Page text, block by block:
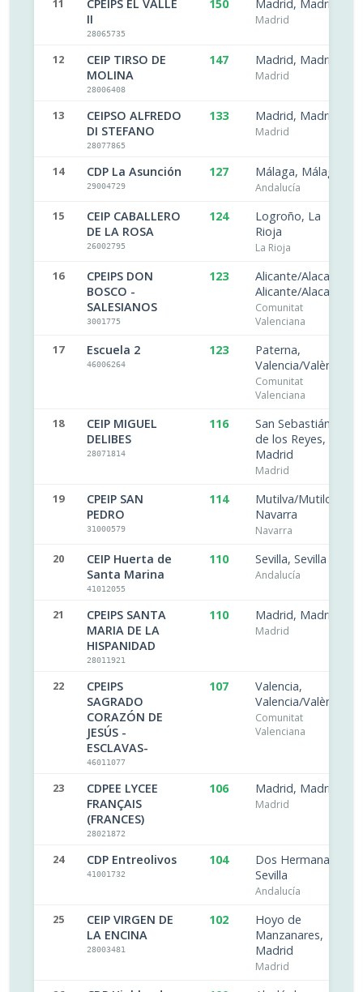
11
CPEIPS EL VALLE
II
28065735
150 Madrid, Madrid
Madrid
12
CEIP TIRSO DE
MOLINA
28006408
147 Madrid, Madrid
Madrid
13
CEIPSO ALFREDO
DI STEFANO
28077865
133 Madrid, Madrid
Madrid
14 CDP La Asunción
29004729
127 Málaga, Málaga
Andalucía
15
CEIP CABALLERO
DE LA ROSA
26002795
124
Logroño, La
Rioja
La Rioja
16
CPEIPS DON
BOSCO -
SALESIANOS
3001775
123
Alicante/Alacant,
Alicante/Alacant
Comunitat
Valenciana
17 Escuela 2
46006264
123
Paterna,
Valencia/València
Comunitat
Valenciana
18
CEIP MIGUEL
DELIBES
28071814
116
San Sebastián
de los Reyes,
Madrid
Madrid
19
CPEIP SAN
PEDRO
31000579
114
Mutilva/Mutiloa,
Navarra
Navarra
20
CEIP Huerta de
Santa Marina
41012055
110 Sevilla, Sevilla
Andalucía
21
CPEIPS SANTA
MARIA DE LA
HISPANIDAD
28011921
110 Madrid, Madrid
Madrid
22
CPEIPS
SAGRADO
CORAZÓN DE
JESÚS -
ESCLAVAS-
46011077
107
Valencia,
Valencia/València
Comunitat
Valenciana
23
CDPEE LYCEE
FRANÇAIS
(FRANCES)
28021872
106 Madrid, Madrid
Madrid
24 CDP Entreolivos
41001732
104
Dos Hermanas,
Sevilla
Andalucía
25
CEIP VIRGEN DE
LA ENCINA
28003481
102
Hoyo de
Manzanares,
Madrid
Madrid